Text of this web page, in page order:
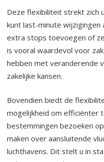
Deze flexibiliteit strekt zich
kunt last-minute wijzigingen
extra stops toevoegen of
is vooral waardevol voor
hebben met veranderende
zakelijke kansen.
Bovendien biedt de
mogelijkheid om efficiënter
bestemmingen bezoeken
maken over aansluitende
luchthavens. Dit stelt u in